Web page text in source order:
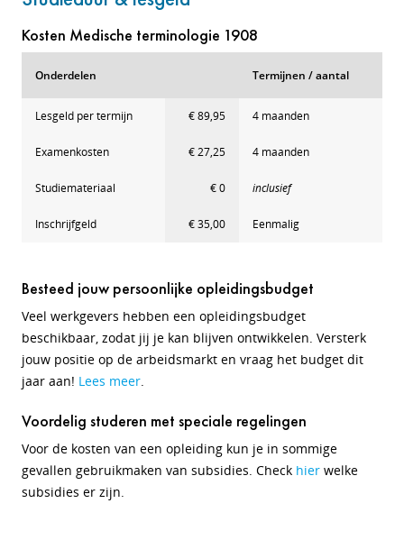
Kosten Medische terminologie 1908
Onderdelen Termijnen / aantal
Lesgeld per termijn € 89,95 4 maanden
Examenkosten € 27,25 4 maanden
Studiemateriaal € 0 inclusief
Inschrijfgeld € 35,00 Eenmalig
Besteed jouw persoonlijke opleidingsbudget
Veel werkgevers hebben een opleidingsbudget
beschikbaar, zodat jij je kan blijven ontwikkelen. Versterk
jouw positie op de arbeidsmarkt en vraag het budget dit
jaar aan! Lees meer.
Voordelig studeren met speciale regelingen
Voor de kosten van een opleiding kun je in sommige
gevallen gebruikmaken van subsidies. Check hier welke
subsidies er zijn.